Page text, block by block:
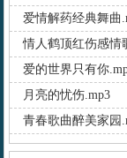
爱情解药经典舞曲
情人鹤顶红伤感情
爱的世界只有你
月亮的忧伤.mp3
青春歌曲醉美家园